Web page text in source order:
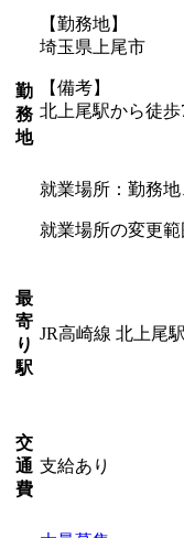
勤
務
地
【勤務地】
埼玉県上尾市
【備考】
北上尾駅から徒歩
就業場所：勤務
就業場所の変更
最
寄
り
駅
JR高崎線 北上尾駅
交
通
費
支給あり